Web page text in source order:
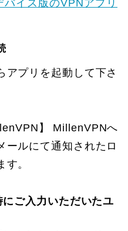
イス版のVPNアプリ
アプリを起動して下さ
】 MillenVPNへ
ールにて通知されたロ
。
ご入力いただいたユ